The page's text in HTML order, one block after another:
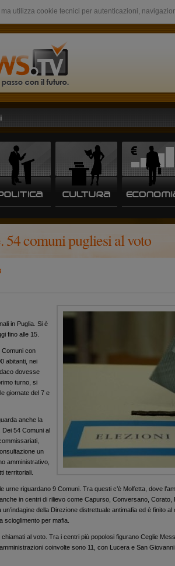
utilizza cookie tecnici per autenticazioni,
comuni pugliesi al voto
in Puglia. Si è
fino alle 15.
Comuni con
abitanti, nei
dovesse
turno, si
giornate del 7 e
anche la
Dei 54 Comuni al
un
amministrativo,
territoriali.
urne riguardano 9 Comuni. Tra questi c’è Molfetta, dove
in centri di rilievo come Capurso, Conversano, Corato,
della Direzione distrettuale antimafia ed è finito
scioglimento per mafia.
al voto. Tra i centri più popolosi figurano Ceglie
coinvolte sono 11, con Lucera e San